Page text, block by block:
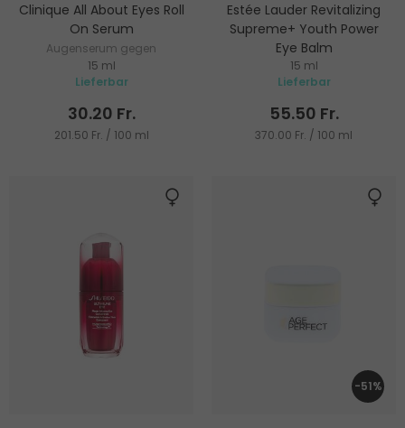
Clinique All About Eyes Roll
On Serum
Augenserum gegen
Schwellungen und
Augenringe
15 ml
Lieferbar
30.20 Fr.
201.50 Fr. / 100 ml
Estée Lauder Revitalizing
Supreme+ Youth Power
Eye Balm
Straffender Augenbalsam für
strahlende Haut
15 ml
Lieferbar
55.50 Fr.
370.00 Fr. / 100 ml
-51%